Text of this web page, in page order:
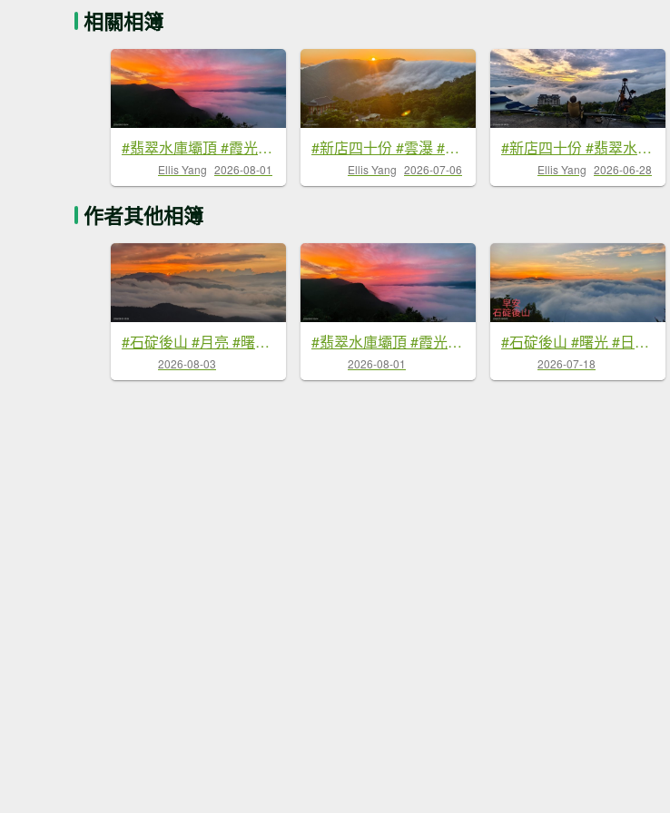
相關相簿
#翡翠水庫壩頂 #霞光 #火燒雲 #日出 #雲海 #山羌 8/1&5&6
Ellis Yang 2026-08-01
#新店四十份 #雲瀑 #翡翠水庫壩頂 #日出 #雲海 #觀音圈 7/6&7&19
Ellis Yang 2026-07-06
#新店四十份 #翡翠水庫壩頂 #雲瀑 #雲海 #日出 6/28&7/4
Ellis Yang 2026-06-28
作者其他相簿
#石碇後山 #月亮 #曙光 #反燒 #日出 #雲海 8/3
2026-08-03
#翡翠水庫壩頂 #霞光 #火燒雲 #日出 #雲海 #山羌 8/1&5&6
2026-08-01
#石碇後山 #曙光 #日出 #雲海 7/18
2026-07-18